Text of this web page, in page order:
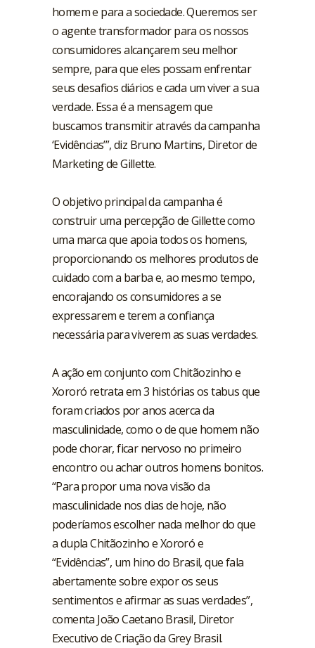
homem e para a sociedade. Queremos ser
o agente transformador para os nossos
consumidores alcançarem seu melhor
sempre, para que eles possam enfrentar
seus desafios diários e cada um viver a sua
verdade. Essa é a mensagem que
buscamos transmitir através da campanha
‘Evidências’”, diz Bruno Martins, Diretor de
Marketing de Gillette.
O objetivo principal da campanha é
construir uma percepção de Gillette como
uma marca que apoia todos os homens,
proporcionando os melhores produtos de
cuidado com a barba e, ao mesmo tempo,
encorajando os consumidores a se
expressarem e terem a confiança
necessária para viverem as suas verdades.
A ação em conjunto com Chitãozinho e
Xororó retrata em 3 histórias os tabus que
foram criados por anos acerca da
masculinidade, como o de que homem não
pode chorar, ficar nervoso no primeiro
encontro ou achar outros homens bonitos.
“Para propor uma nova visão da
masculinidade nos dias de hoje, não
poderíamos escolher nada melhor do que
a dupla Chitãozinho e Xororó e
“Evidências”, um hino do Brasil, que fala
abertamente sobre expor os seus
sentimentos e afirmar as suas verdades”,
comenta João Caetano Brasil, Diretor
Executivo de Criação da Grey Brasil.